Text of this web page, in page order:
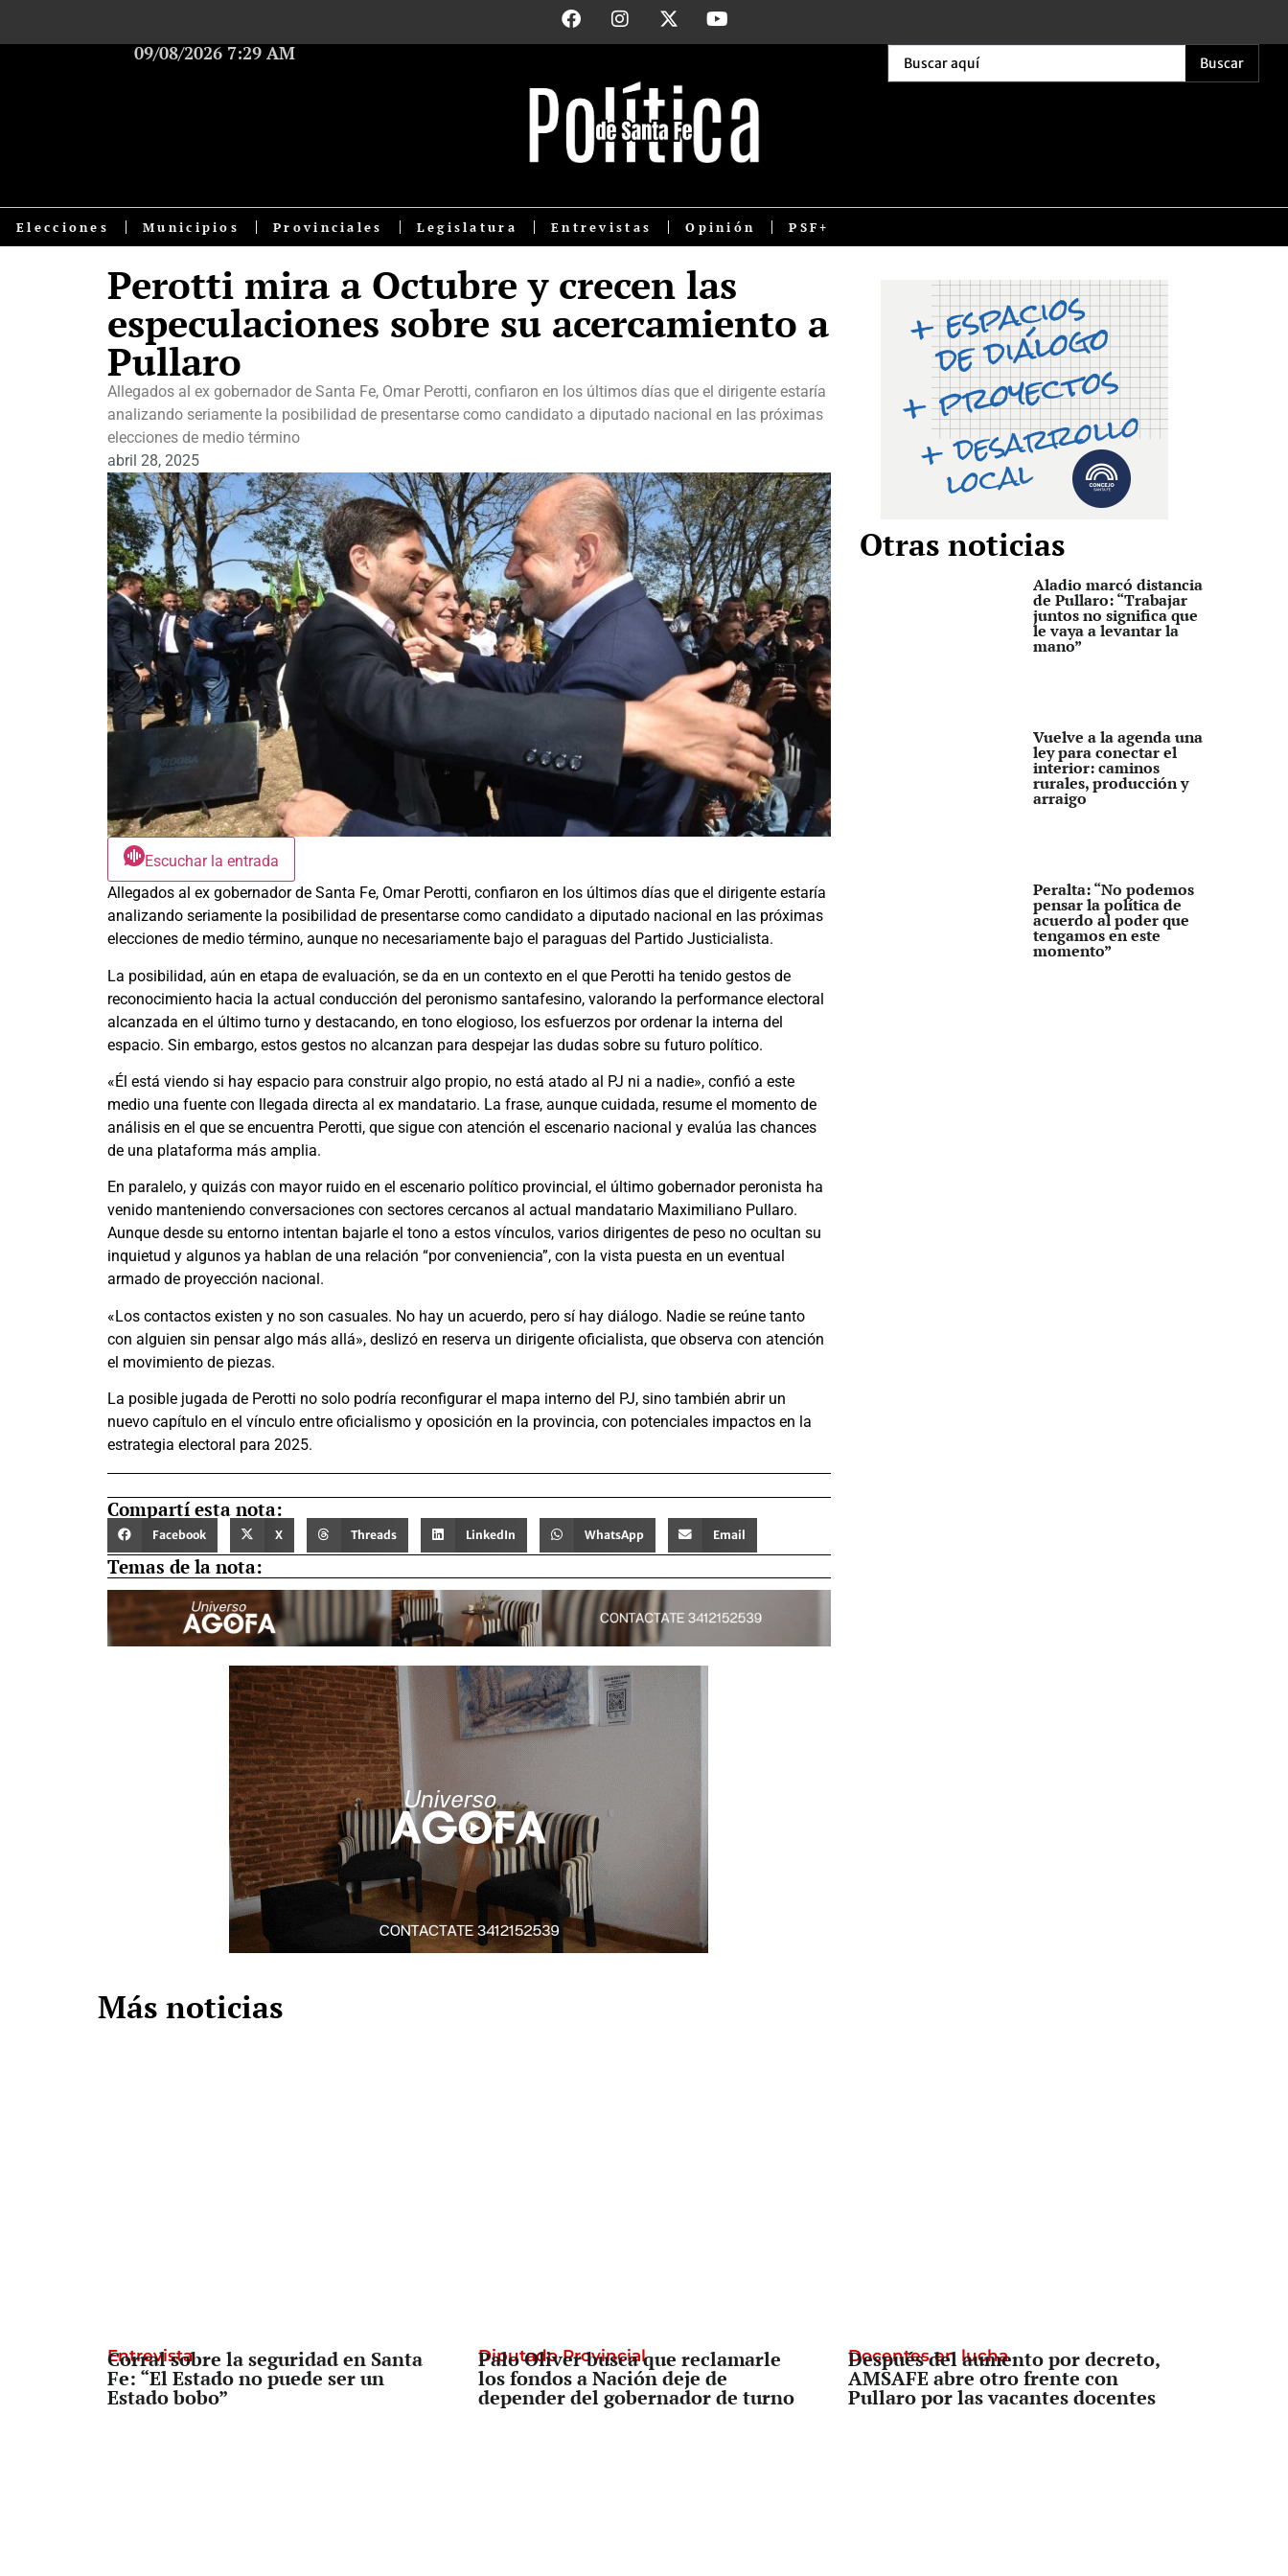
09/08/2026 7:29 AM Buscar
Elecciones Municipios Provinciales Legislatura Entrevistas Opinión PSF+
Perotti mira a Octubre y crecen las
especulaciones sobre su acercamiento a
Pullaro
Allegados al ex gobernador de Santa Fe, Omar Perotti, confiaron en los últimos días que el dirigente estaría
analizando seriamente la posibilidad de presentarse como candidato a diputado nacional en las próximas
elecciones de medio término
abril 28, 2025
Escuchar la entrada
Allegados al ex gobernador de Santa Fe, Omar Perotti, confiaron en los últimos días que el dirigente estaría
analizando seriamente la posibilidad de presentarse como candidato a diputado nacional en las próximas
elecciones de medio término, aunque no necesariamente bajo el paraguas del Partido Justicialista.
La posibilidad, aún en etapa de evaluación, se da en un contexto en el que Perotti ha tenido gestos de
reconocimiento hacia la actual conducción del peronismo santafesino, valorando la performance electoral
alcanzada en el último turno y destacando, en tono elogioso, los esfuerzos por ordenar la interna del
espacio. Sin embargo, estos gestos no alcanzan para despejar las dudas sobre su futuro político.
«Él está viendo si hay espacio para construir algo propio, no está atado al PJ ni a nadie», confió a este
medio una fuente con llegada directa al ex mandatario. La frase, aunque cuidada, resume el momento de
análisis en el que se encuentra Perotti, que sigue con atención el escenario nacional y evalúa las chances
de una plataforma más amplia.
En paralelo, y quizás con mayor ruido en el escenario político provincial, el último gobernador peronista ha
venido manteniendo conversaciones con sectores cercanos al actual mandatario Maximiliano Pullaro.
Aunque desde su entorno intentan bajarle el tono a estos vínculos, varios dirigentes de peso no ocultan su
inquietud y algunos ya hablan de una relación “por conveniencia”, con la vista puesta en un eventual
armado de proyección nacional.
«Los contactos existen y no son casuales. No hay un acuerdo, pero sí hay diálogo. Nadie se reúne tanto
con alguien sin pensar algo más allá», deslizó en reserva un dirigente oficialista, que observa con atención
el movimiento de piezas.
La posible jugada de Perotti no solo podría reconfigurar el mapa interno del PJ, sino también abrir un
nuevo capítulo en el vínculo entre oficialismo y oposición en la provincia, con potenciales impactos en la
estrategia electoral para 2025.
Compartí esta nota:
Facebook X Threads LinkedIn WhatsApp Email
Temas de la nota:
Otras noticias
Aladio marcó distancia
de Pullaro: “Trabajar
juntos no significa que
le vaya a levantar la
mano”
Vuelve a la agenda una
ley para conectar el
interior: caminos
rurales, producción y
arraigo
Peralta: “No podemos
pensar la política de
acuerdo al poder que
tengamos en este
momento”
Más noticias
Entrevista
Corral sobre la seguridad en Santa
Fe: “El Estado no puede ser un
Estado bobo”
Diputado Provincial
Palo Oliver busca que reclamarle
los fondos a Nación deje de
depender del gobernador de turno
Docentes en lucha
Después del aumento por decreto,
AMSAFE abre otro frente con
Pullaro por las vacantes docentes